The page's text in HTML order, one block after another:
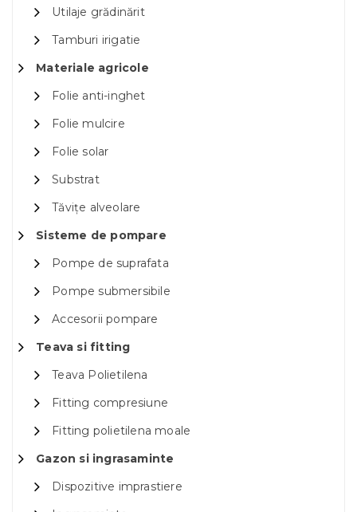
Utilaje grădinărit
Tamburi irigatie
Materiale agricole
Folie anti-inghet
Folie mulcire
Folie solar
Substrat
Tăvițe alveolare
Sisteme de pompare
Pompe de suprafata
Pompe submersibile
Accesorii pompare
Teava si fitting
Teava Polietilena
Fitting compresiune
Fitting polietilena moale
Gazon si ingrasaminte
Dispozitive imprastiere